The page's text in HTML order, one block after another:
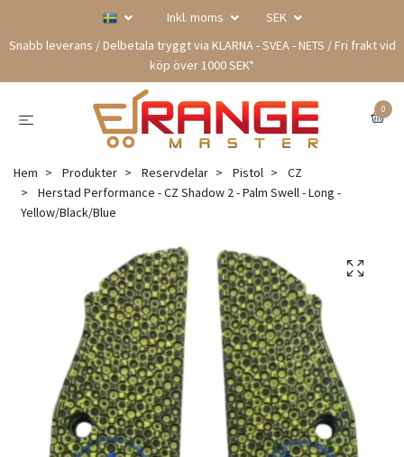
Inkl. moms
SEK
Snabb leverans / Delbetala tryggt via KLARNA - SVEA - NETS / Fri frakt vid
köp över 1000 SEK*
0
Hem Produkter Reservdelar Pistol
CZ
Herstad Performance - CZ Shadow 2 - Palm Swell - Long -
Yellow/Black/Blue